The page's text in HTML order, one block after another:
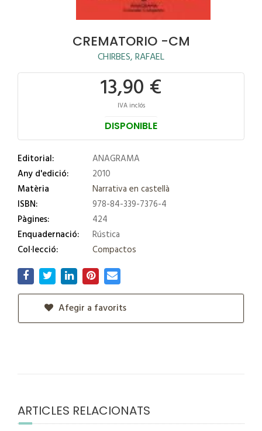
CREMATORIO -CM
CHIRBES, RAFAEL
13,90 €
IVA inclós
DISPONIBLE
Editorial:
ANAGRAMA
Any d'edició:
2010
Matèria
Narrativa en castellà
ISBN:
978-84-339-7376-4
Pàgines:
424
Enquadernació:
Rústica
Col·lecció:
Compactos
Afegir a favorits
ARTICLES RELACIONATS